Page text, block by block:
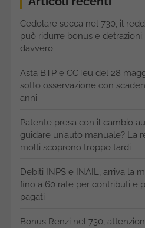
Cedolare secca nel 730, il
può ridurre bonus e
davvero
Asta BTP e CCTeu del 28
sotto osservazione con
anni
Patente presa con il cambio
guidare un’auto manuale? La
molti scoprono troppo tardi
Debiti INPS e INAIL, arriva la
fino a 60 rate per contributi e
pagati
Bonus Renzi nel 730,